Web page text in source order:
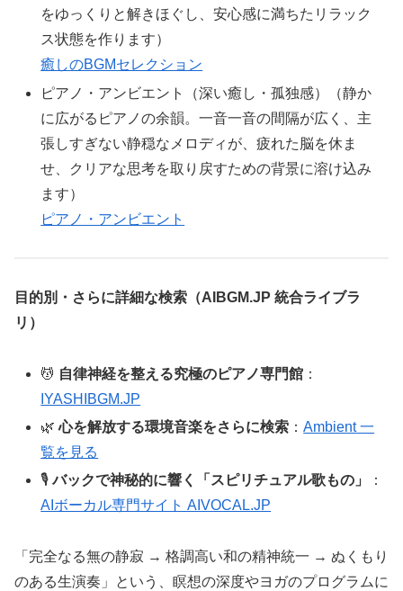
をゆっくりと解きほぐし、安心感に満ちたリラック
ス状態を作ります）
癒しのBGMセレクション
ピアノ・アンビエント（深い癒し・孤独感）（静か
に広がるピアノの余韻。一音一音の間隔が広く、主
張しすぎない静穏なメロディが、疲れた脳を休ま
せ、クリアな思考を取り戻すための背景に溶け込み
ます）
ピアノ・アンビエント
目的別・さらに詳細な検索（AIBGM.JP 統合ライブラ
リ）
💆 自律神経を整える究極のピアノ専門館 ：
IYASHIBGM.JP
🌿心を解放する環境音楽をさらに検索 ：Ambient 一
覧を見る
🎙️バックで神秘的に響く「スピリチュアル歌もの」
：
AIボーカル専門サイト AIVOCAL.JP
「完全なる無の静寂 → 格調高い和の精神統一 → ぬくもり
のある生演奏」という、瞑想の深度やヨガのプログラムに